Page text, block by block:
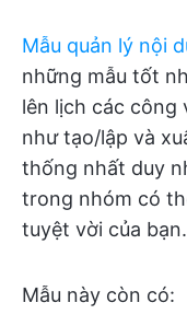
Mẫu quản lý nội
những mẫu tốt
lên lịch các công
như tạo/lập và
thống nhất duy
trong nhóm có
tuyệt vời của bạn.
Mẫu này còn có: